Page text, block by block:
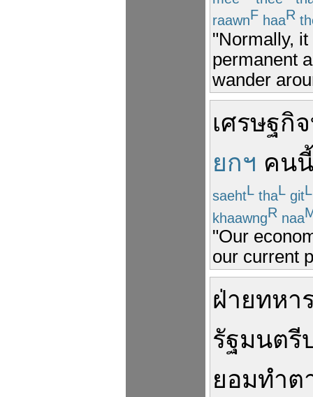
raawnF haaR
"Normally,
permanent
wander
เศรษฐกิจ
ยกฯ คนนี้
saehtL thaL gitL
khaawngR naa
"Our
our current
ฝ่ายทหา
รัฐมนตรี
ยอมทำต